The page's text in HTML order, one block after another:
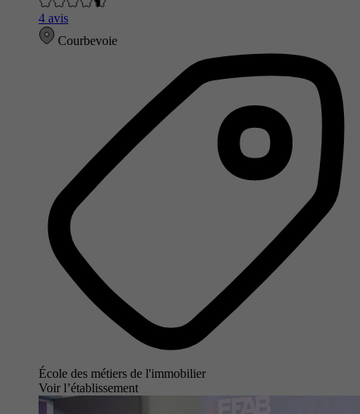
4 avis
Courbevoie
École des métiers de l'immobilier
Voir l’établissement